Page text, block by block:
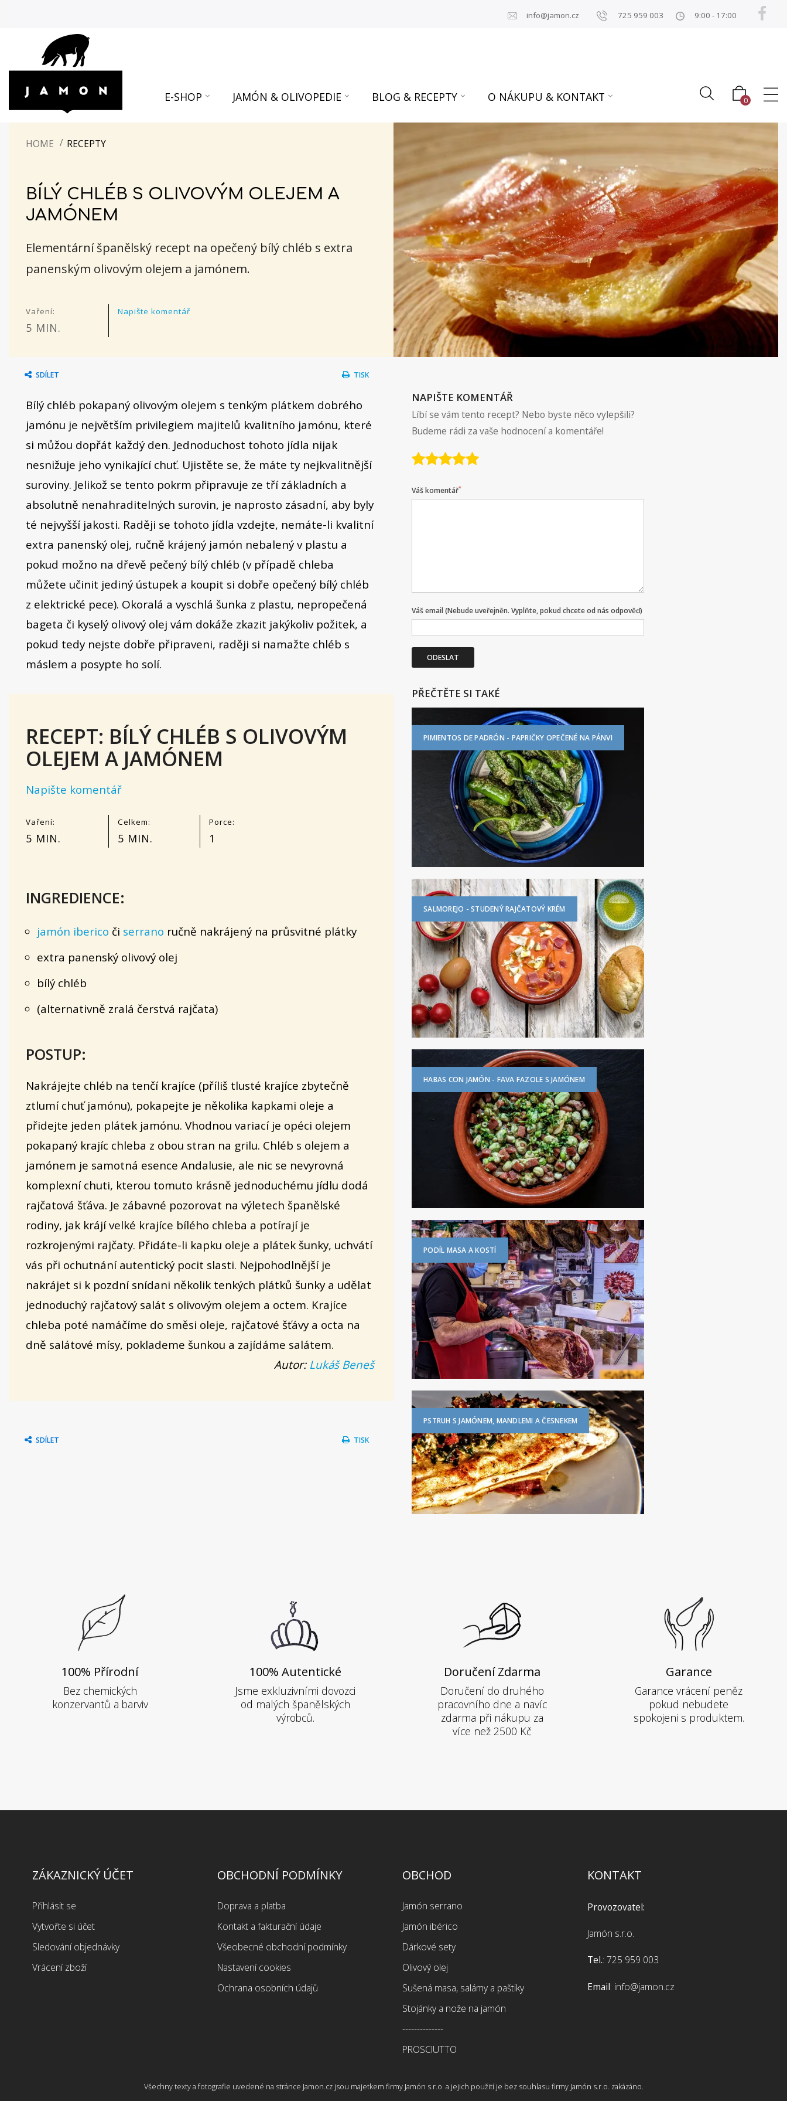
9:00 - 17:00
725 959 003
info@jamon.cz
E-SHOP JAMÓN & OLIVOPEDIE BLOG & RECEPTY O NÁKUPU & KONTAKT 0
HOME RECEPTY
BÍLÝ CHLÉB S OLIVOVÝM OLEJEM A
JAMÓNEM
Elementární španělský recept na opečený bílý chléb s extra
panenským olivovým olejem a jamónem.
Vaření:
5 MIN.
Napište komentář
SDÍLET TISK
Bílý chléb pokapaný olivovým olejem s tenkým plátkem dobrého
jamónu je největším privilegiem majitelů kvalitního jamónu, které
si můžou dopřát každý den. Jednoduchost tohoto jídla nijak
nesnižuje jeho vynikající chuť. Ujistěte se, že máte ty nejkvalitnější
suroviny. Jelikož se tento pokrm připravuje ze tří základních a
absolutně nenahraditelných surovin, je naprosto zásadní, aby byly
té nejvyšší jakosti. Raději se tohoto jídla vzdejte, nemáte-li kvalitní
extra panenský olej, ručně krájený jamón nebalený v plastu a
pokud možno na dřevě pečený bílý chléb (v případě chleba
můžete učinit jediný ústupek a koupit si dobře opečený bílý chléb
z elektrické pece). Okoralá a vyschlá šunka z plastu, nepropečená
bageta či kyselý olivový olej vám dokáže zkazit jakýkoliv požitek, a
pokud tedy nejste dobře připraveni, raději si namažte chléb s
máslem a posypte ho solí.
RECEPT: BÍLÝ CHLÉB S OLIVOVÝM
OLEJEM A JAMÓNEM
Napište komentář
Vaření:
5 MIN.
Celkem:
5 MIN.
Porce:
1
INGREDIENCE:
jamón iberico či serrano ručně nakrájený na průsvitné plátky
extra panenský olivový olej
bílý chléb
(alternativně zralá čerstvá rajčata)
POSTUP:
Nakrájejte chléb na tenčí krajíce (příliš tlusté krajíce zbytečně
ztlumí chuť jamónu), pokapejte je několika kapkami oleje a
přidejte jeden plátek jamónu. Vhodnou variací je opéci olejem
pokapaný krajíc chleba z obou stran na grilu. Chléb s olejem a
jamónem je samotná esence Andalusie, ale nic se nevyrovná
komplexní chuti, kterou tomuto krásně jednoduchému jídlu dodá
rajčatová šťáva. Je zábavné pozorovat na výletech španělské
rodiny, jak krájí velké krajíce bílého chleba a potírají je
rozkrojenými rajčaty. Přidáte-li kapku oleje a plátek šunky, uchvátí
vás při ochutnání autentický pocit slasti. Nejpohodlnější je
nakrájet si k pozdní snídani několik tenkých plátků šunky a udělat
jednoduchý rajčatový salát s olivovým olejem a octem. Krajíce
chleba poté namáčíme do směsi oleje, rajčatové šťávy a octa na
dně salátové mísy, poklademe šunkou a zajídáme salátem.
Autor: Lukáš Beneš
SDÍLET TISK
NAPIŠTE KOMENTÁŘ
Líbí se vám tento recept? Nebo byste něco vylepšili?
Budeme rádi za vaše hodnocení a komentáře!
Váš komentář*
Váš email (Nebude uveřejněn. Vyplňte, pokud chcete od nás odpověď)
ODESLAT
PŘEČTĚTE SI TAKÉ
PIMIENTOS DE PADRÓN - PAPRIČKY OPEČENÉ NA PÁNVI
SALMOREJO - STUDENÝ RAJČATOVÝ KRÉM
HABAS CON JAMÓN - FAVA FAZOLE S JAMÓNEM
PODÍL MASA A KOSTÍ
PSTRUH S JAMÓNEM, MANDLEMI A ČESNEKEM
100% Přírodní
Bez chemických
konzervantů a barviv
100% Autentické
Jsme exkluzivními dovozci
od malých španělských
výrobců.
Doručení Zdarma
Doručení do druhého
pracovního dne a navíc
zdarma při nákupu za
více než 2500 Kč
Garance
Garance vrácení peněz
pokud nebudete
spokojeni s produktem.
ZÁKAZNICKÝ ÚČET
Přihlásit se
Vytvořte si účet
Sledování objednávky
Vrácení zboží
OBCHODNÍ PODMÍNKY
Doprava a platba
Kontakt a fakturační údaje
Všeobecné obchodní podmínky
Nastavení cookies
Ochrana osobních údajů
OBCHOD
Jamón serrano
Jamón ibérico
Dárkové sety
Olivový olej
Sušená masa, salámy a paštiky
Stojánky a nože na jamón
--------------
PROSCIUTTO
KONTAKT
Provozovatel:
Jamón s.r.o.
Tel.: 725 959 003
Email: info@jamon.cz
Všechny texty a fotografie uvedené na stránce Jamon.cz jsou majetkem firmy Jamón s.r.o. a jejich použití je bez souhlasu firmy Jamón s.r.o. zakázáno.